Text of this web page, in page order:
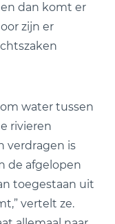
dan komt er
zijn er
water tussen
rivieren
verdragen is
de afgelopen
toegestaan uit
vertelt ze.